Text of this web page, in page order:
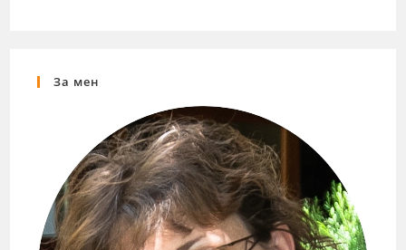
За мен